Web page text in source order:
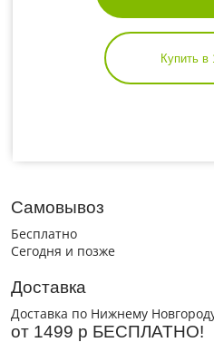
Купить в
Самовывоз
Бесплатно
Сегодня и позже
Доставка
Доставка по Нижнему
от 1499 р БЕСПЛАТНО!